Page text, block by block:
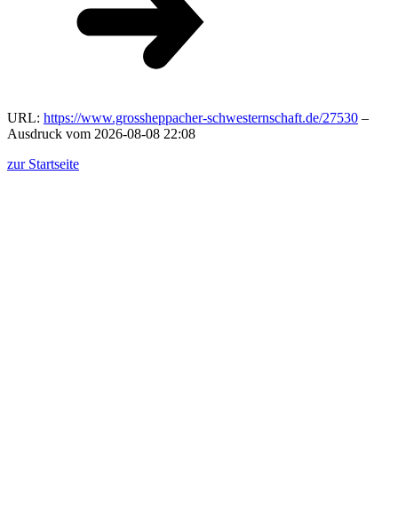
URL: https://www.grossheppacher-schwesternschaft.de/27530 –
Ausdruck vom 2026-08-08 22:08
zur Startseite